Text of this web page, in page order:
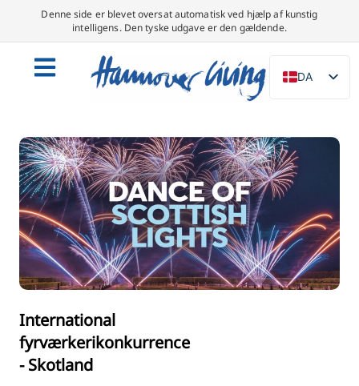
Denne side er blevet oversat automatisk ved hjælp af kunstig
intelligens. Den tyske udgave er den gældende.
DA
DE
NL
IT
SV
FR
International
fyrværkerikonkurrence
- Skotland